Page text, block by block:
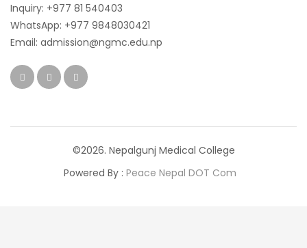
Inquiry: +977 81 540403
WhatsApp: +977 9848030421
Email: admission@ngmc.edu.np
©2026. Nepalgunj Medical College
Powered By : Peace Nepal DOT Com